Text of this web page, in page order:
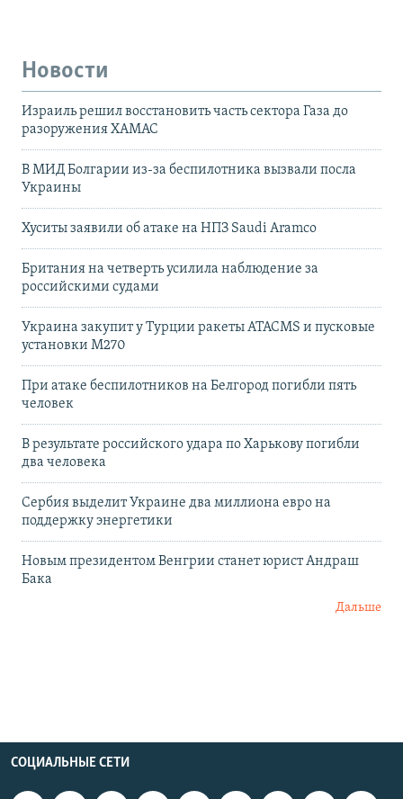
Новости
Израиль решил восстановить часть сектора Газа до
разоружения ХАМАС
В МИД Болгарии из-за беспилотника вызвали посла
Украины
Хуситы заявили об атаке на НПЗ Saudi Aramco
Британия на четверть усилила наблюдение за
российскими судами
Украина закупит у Турции ракеты ATACMS и пусковые
установки M270
При атаке беспилотников на Белгород погибли пять
человек
В результате российского удара по Харькову погибли
два человека
Сербия выделит Украине два миллиона евро на
поддержку энергетики
Новым президентом Венгрии станет юрист Андраш
Бака
Дальше
СОЦИАЛЬНЫЕ СЕТИ